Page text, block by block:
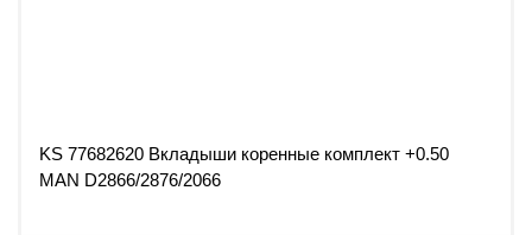
KS 77682620 Вкладыши коренные комплект +0.50
MAN D2866/2876/2066